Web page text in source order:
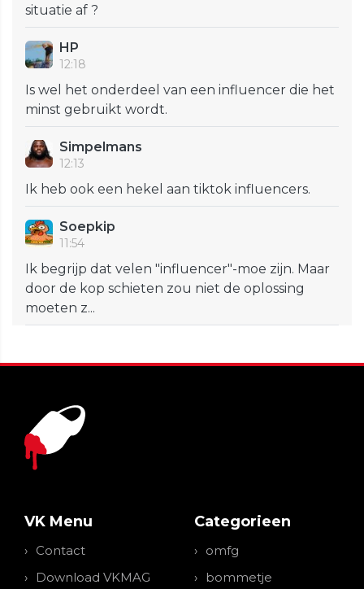
situatie af ?
HP
12:18
Is wel het onderdeel van een influencer die het
minst gebruikt wordt.
Simpelmans
12:13
Ik heb ook een hekel aan tiktok influencers.
Soepkip
11:54
Ik begrijp dat velen "influencer"-moe zijn. Maar
door de kop schieten zou niet de oplossing
moeten z...
VK Menu
Contact
Download VKMAG
Categorieen
omfg
bommetje